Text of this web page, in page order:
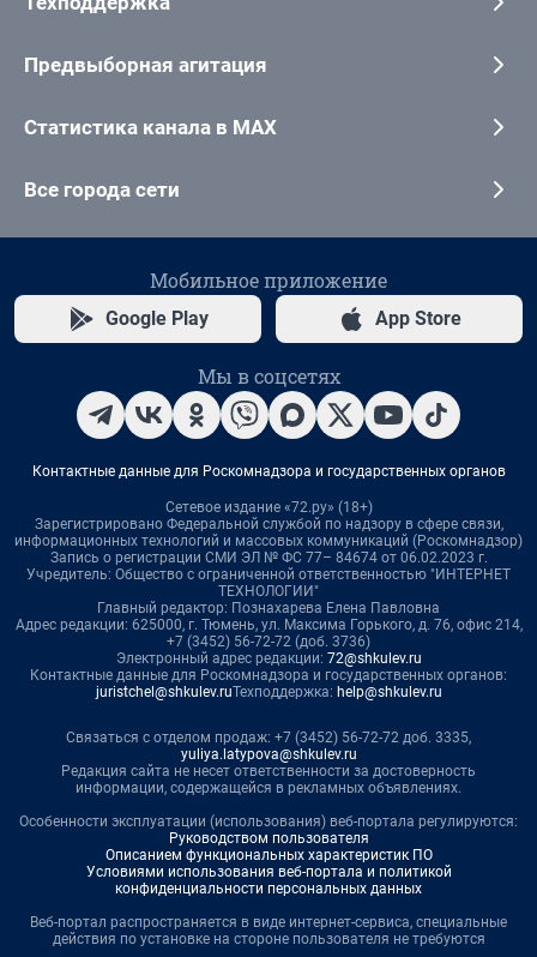
Предвыборная агитация
Статистика канала в MAX
Все города сети
Мобильное приложение
Google Play App Store
Мы в соцсетях
Контактные данные для Роскомнадзора и государственных органов
Сетевое издание «72.ру» (18+)
Зарегистрировано Федеральной службой по надзору в сфере связи,
информационных технологий и массовых коммуникаций (Роскомнадзор)
Запись о регистрации СМИ ЭЛ № ФС 77– 84674 от 06.02.2023 г.
Учредитель: Общество с ограниченной ответственностью "ИНТЕРНЕТ
ТЕХНОЛОГИИ"
Главный редактор: Познахарева Елена Павловна
Адрес редакции: 625000, г. Тюмень, ул. Максима Горького, д. 76, офис 214,
+7 (3452) 56-72-72 (доб. 3736)
Электронный адрес редакции: 72@shkulev.ru
Контактные данные для Роскомнадзора и государственных органов:
juristchel@shkulev.ruТехподдержка: help@shkulev.ru
Связаться с отделом продаж: +7 (3452) 56-72-72 доб. 3335,
yuliya.latypova@shkulev.ru
Редакция сайта не несет ответственности за достоверность
информации, содержащейся в рекламных объявлениях.
Особенности эксплуатации (использования) веб-портала регулируются:
Руководством пользователя
Описанием функциональных характеристик ПО
Условиями использования веб-портала и политикой
конфиденциальности персональных данных
Веб-портал распространяется в виде интернет-сервиса, специальные
действия по установке на стороне пользователя не требуются